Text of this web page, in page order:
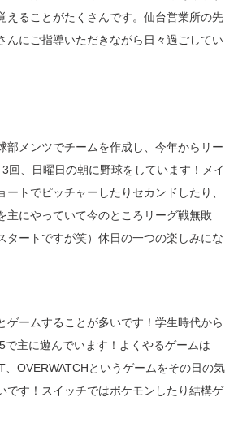
えることがたくさんです。仙台営業所の先
んにご指導いただきながら日々過ごしてい
部メンツでチームを作成し、今年からリー
回、日曜日の朝に野球をしています！メイ
ートでピッチャーしたりセカンドしたり、
主にやっていて今のところリーグ戦無敗
タートですが笑）休日の一つの楽しみにな
ームすることが多いです！学生時代から
で主に遊んでいます！よくやるゲームは
、OVERWATCHというゲームをその日の気
です！スイッチではポケモンしたり結構ゲ